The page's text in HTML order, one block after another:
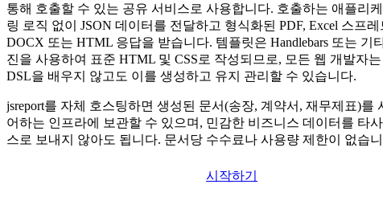
통해 호출할 수 있는 공유 서비스로 사용합니다. 호출하는 애플리
링 로직 없이 JSON 데이터를 전달하고 형식화된 PDF, Excel 스프레
DOCX 또는 HTML 응답을 받습니다. 템플릿은 Handlebars 또는 기
진을 사용하여 표준 HTML 및 CSS로 작성되므로, 모든 웹 개발자
DSL을 배우지 않고도 이를 생성하고 유지 관리할 수 있습니다.
jsreport를 자체 호스팅하면 생성된 문서(송장, 계약서, 재무제표)를
어하는 인프라에 보관할 수 있으며, 민감한 비즈니스 데이터를 타사
스로 보내지 않아도 됩니다. 문서당 수수료나 사용량 제한이 없습
시작하기